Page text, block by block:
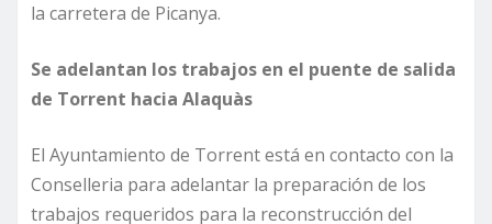
la carretera de Picanya.
Se adelantan los trabajos en el puente de salida
de Torrent hacia Alaquàs
El Ayuntamiento de Torrent está en contacto con la
Conselleria para adelantar la preparación de los
trabajos requeridos para la reconstrucción del